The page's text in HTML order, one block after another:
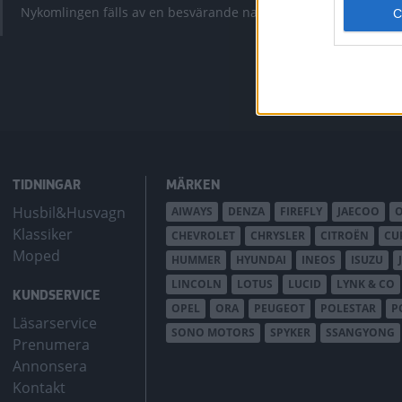
Nykomlingen fälls av en besvärande nackdel.
krympt men
bZ4X
TIDNINGAR
Husbil&Husvagn
Klassiker
Moped
KUNDSERVICE
Läsarservice
Prenumera
Annonsera
Kontakt
MÄRKEN
AIWAYS DENZA FIREFLY JAECOO
CHEVROLET
CHRYSLER CITROËN
HUMMER
HYUNDAI INEOS ISUZU
LINCOLN
LOTUS LUCID LYNK & CO
OPEL
ORA PEUGEOT POLESTAR
SONO MOTORS
SPYKER SSANGYONG